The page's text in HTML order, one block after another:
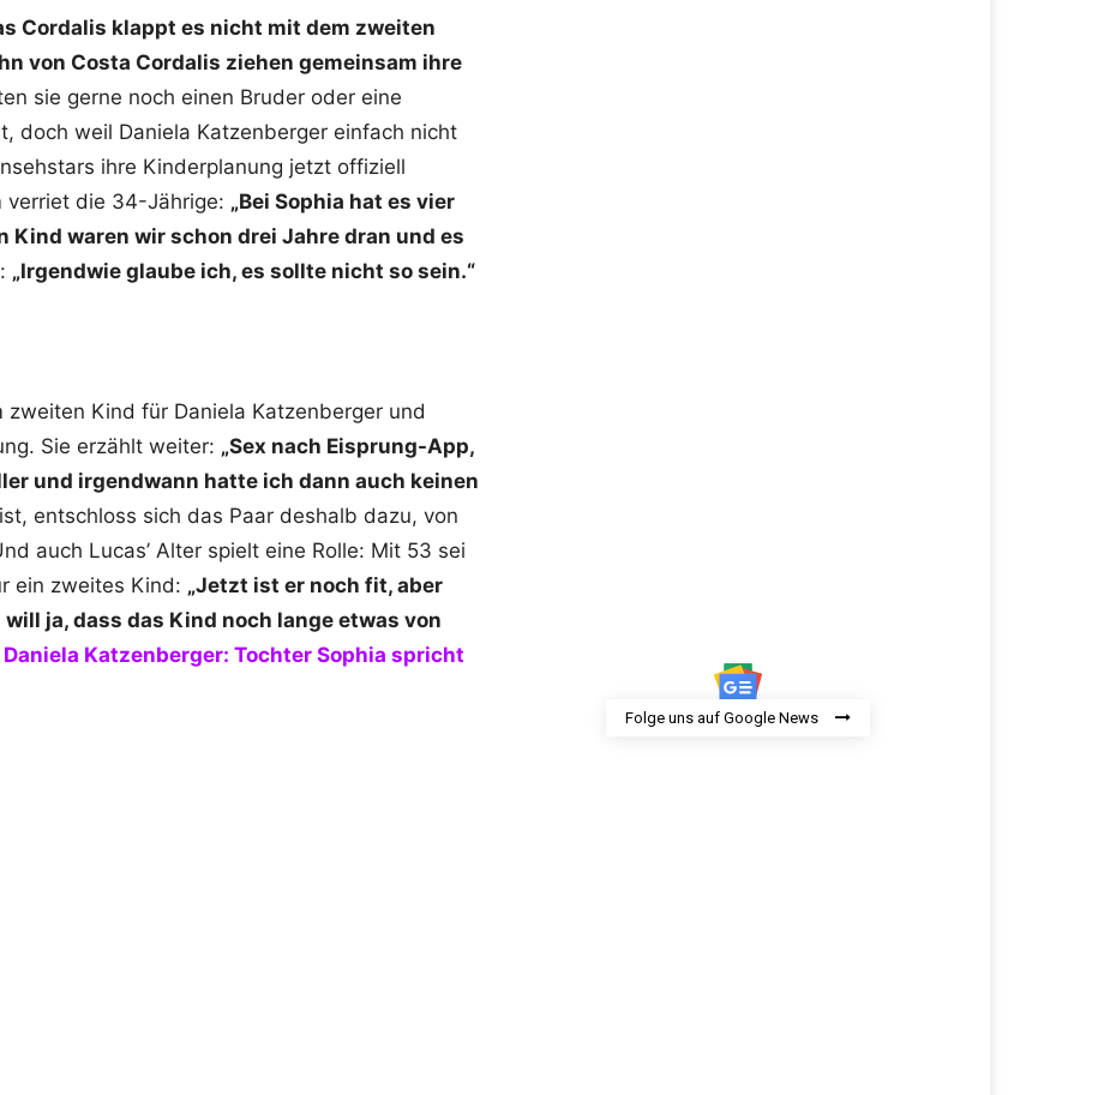
Cordalis klappt es nicht mit dem zweiten
von Costa Cordalis ziehen gemeinsam ihre
sie gerne noch einen Bruder oder eine
doch weil Daniela Katzenberger einfach nicht
ihre Kinderplanung jetzt offiziell
verriet die 34-Jährige: „Bei Sophia hat es vier
Kind waren wir schon drei Jahre dran und es
„Irgendwie glaube ich, es sollte nicht so sein.“
Kind für Daniela Katzenberger und
Sie erzählt weiter: „Sex nach Eisprung-App,
und irgendwann hatte ich dann auch keinen
entschloss sich das Paar deshalb dazu, von
auch Lucas’ Alter spielt eine Rolle: Mit 53 sei
ein zweites Kind: „Jetzt ist er noch fit, aber
ja, dass das Kind noch lange etwas von
Daniela Katzenberger: Tochter Sophia spricht
Folge uns auf Google News